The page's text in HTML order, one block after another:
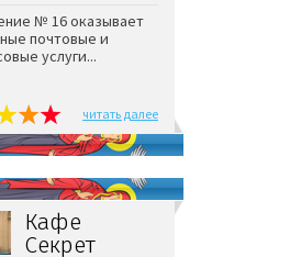
№ 16 оказывает
почтовые и
услуги...
читать далее
Кафе
Секрет